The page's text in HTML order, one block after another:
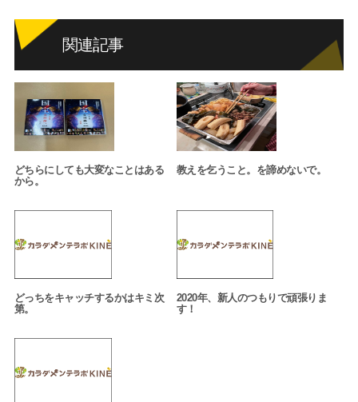
関連記事
どちらにしても大変なことはある
から。
教えを乞うこと。を諦めないで。
どっちをキャッチするかはキミ次
第。
2020年、新人のつもりで頑張りま
す！